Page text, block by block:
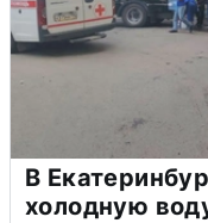
В
холодную